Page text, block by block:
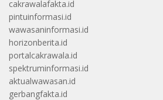
cakrawalafakta.id
pintuinformasi.id
wawasaninformasi.id
horizonberita.id
portalcakrawala.id
spektruminformasi.id
aktualwawasan.id
gerbangfakta.id